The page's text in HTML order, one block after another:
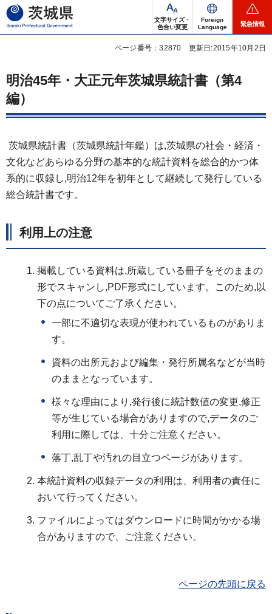
茨城県
文字サイズ・
色合い変更
Foreign
Language
緊急情報
ページ番号：32870 更新日:2015年10月2日
明治45年・大正元年茨城県統計書（第4
編）
茨城県統計書（茨城県統計年鑑）は,茨城県の社会・経済・
文化などあらゆる分野の基本的な統計資料を総合的かつ体
系的に収録し,明治12年を初年として継続して発行している
総合統計書です。
利用上の注意
掲載している資料は,所蔵している冊子をそのままの
形でスキャンし,PDF形式にしています。このため,以
下の点についてご了承ください。
一部に不適切な表現が使われているものがありま
す。
資料の出所元および編集・発行所属名などが当時
のままとなっています。
様々な理由により,発行後に統計数値の変更,修正
等が生じている場合がありますので,データのご
利用に際しては、十分ご注意ください。
落丁,乱丁や汚れの目立つページがあります。
本統計資料の収録データの利用は、利用者の責任に
おいて行ってください。
ファイルによってはダウンロードに時間がかかる場
合がありますので、ご注意ください。
ページの先頭に戻る